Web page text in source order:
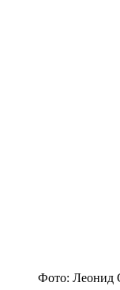
Фото: Леонид